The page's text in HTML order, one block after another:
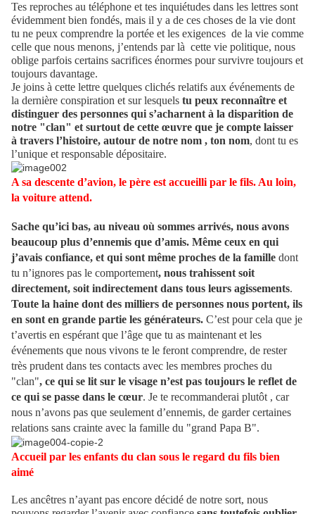
Tes reproches au téléphone et tes inquiétudes dans les lettres sont
évidemment bien fondés, mais il y a de ces choses de la vie dont
tu ne peux comprendre la portée et les exigences de la vie comme
celle que nous menons, j’entends par là cette vie politique, nous
oblige parfois certains sacrifices énormes pour survivre toujours et
toujours davantage.
Je joins à cette lettre quelques clichés relatifs aux événements de
la dernière conspiration et sur lesquels tu peux reconnaître et
distinguer des personnes qui s’acharnent à la disparition de
notre "clan" et surtout de cette œuvre que je compte laisser
à travers l’histoire, autour de notre nom , ton nom, dont tu es
l’unique et responsable dépositaire.
A sa descente d’avion, le père est accueilli par le fils. Au loin,
la voiture attend.
Sache qu’ici bas, au niveau où sommes arrivés, nous avons
beaucoup plus d’ennemis que d’amis. Même ceux en qui
j’avais confiance, et qui sont même proches de la famille dont
tu n’ignores pas le comportement, nous trahissent soit
directement, soit indirectement dans tous leurs agissements.
Toute la haine dont des milliers de personnes nous portent, ils
en sont en grande partie les générateurs. C’est pour cela que je
t’avertis en espérant que l’âge que tu as maintenant et les
événements que nous vivons te le feront comprendre, de rester
très prudent dans tes contacts avec les membres proches du
"clan", ce qui se lit sur le visage n’est pas toujours le reflet de
ce qui se passe dans le cœur. Je te recommanderai plutôt , car
nous n’avons pas que seulement d’ennemis, de garder certaines
relations sans crainte avec la famille du "grand Papa B".
Accueil par les enfants du clan sous le regard du fils bien
aimé
Les ancêtres n’ayant pas encore décidé de notre sort, nous